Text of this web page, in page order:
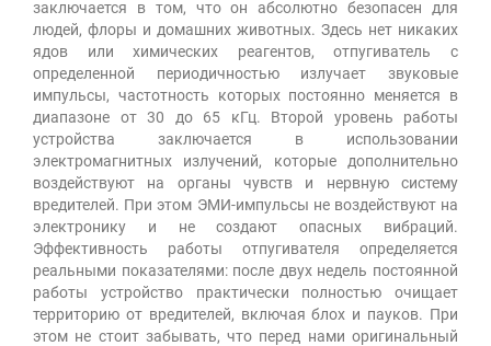
заключается в том, что он абсолютно безопасен для
людей, флоры и домашних животных. Здесь нет никаких
ядов или химических реагентов, отпугиватель с
определенной периодичностью излучает звуковые
импульсы, частотность которых постоянно меняется в
диапазоне от 30 до 65 кГц. Второй уровень работы
устройства заключается в использовании
электромагнитных излучений, которые дополнительно
воздействуют на органы чувств и нервную систему
вредителей. При этом ЭМИ-импульсы не воздействуют на
электронику и не создают опасных вибраций.
Эффективность работы отпугивателя определяется
реальными показателями: после двух недель постоянной
работы устройство практически полностью очищает
территорию от вредителей, включая блох и пауков. При
этом не стоит забывать, что перед нами оригинальный